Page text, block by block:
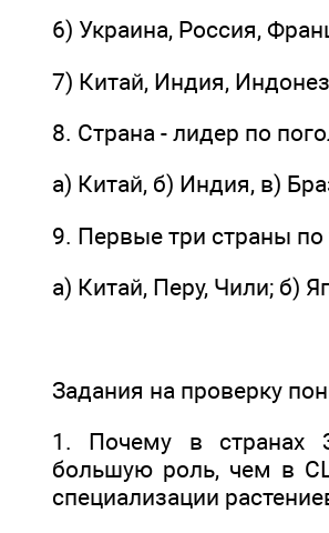
6) Украина, Россия,
7) Китай, Индия,
8. Страна - лидер по
а) Китай, б) Индия, в)
9. Первые три страны
а) Китай, Перу, Чили; б)
Задания на проверку
1. Почему в странах
большую роль, чем в
специализации